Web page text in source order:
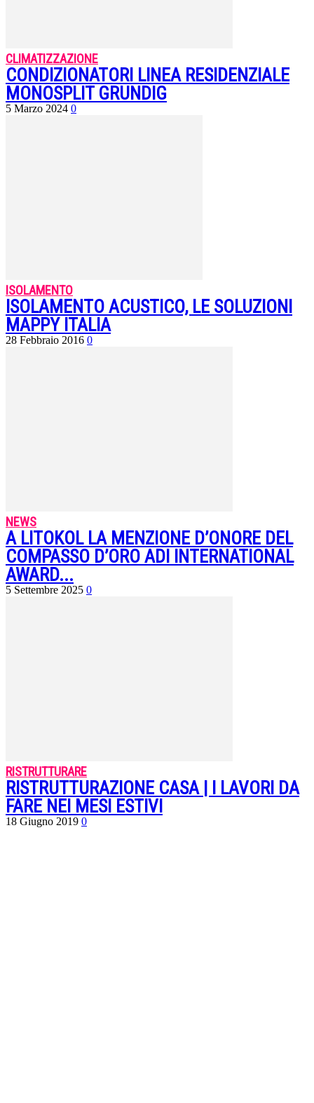
CLIMATIZZAZIONE
CONDIZIONATORI LINEA RESIDENZIALE
MONOSPLIT GRUNDIG
5 Marzo 2024 0
ISOLAMENTO
ISOLAMENTO ACUSTICO, LE SOLUZIONI
MAPPY ITALIA
28 Febbraio 2016 0
NEWS
A LITOKOL LA MENZIONE D’ONORE DEL
COMPASSO D’ORO ADI INTERNATIONAL
AWARD...
5 Settembre 2025 0
RISTRUTTURARE
RISTRUTTURAZIONE CASA | I LAVORI DA
FARE NEI MESI ESTIVI
18 Giugno 2019 0